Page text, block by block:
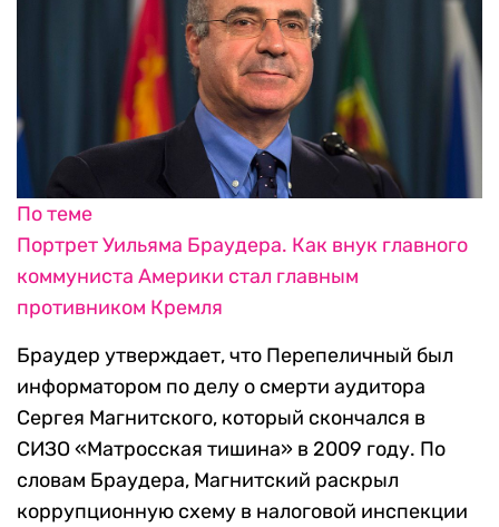
По теме
Портрет Уильяма Браудера. Как внук главного
коммуниста Америки стал главным
противником Кремля
Браудер утверждает, что Перепеличный был
информатором по делу о смерти аудитора
Сергея Магнитского, который скончался в
СИЗО «Матросская тишина» в 2009 году. По
словам Браудера, Магнитский раскрыл
коррупционную схему в налоговой инспекции